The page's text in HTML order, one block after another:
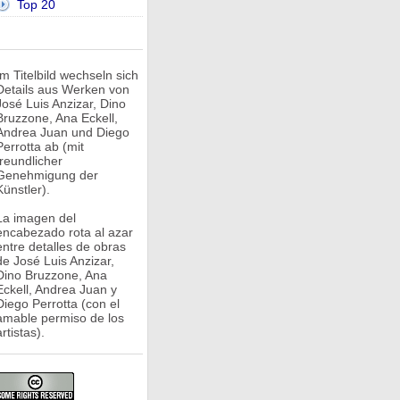
Top 20
Titelbild wechseln sich
aus Werken von
Luis Anzizar, Dino
Ana Eckell,
Juan und Diego
ab (mit
der
imagen del
rota al azar
detalles de obras
José Luis Anzizar,
Bruzzone, Ana
Andrea Juan y
Perrotta (con el
permiso de los